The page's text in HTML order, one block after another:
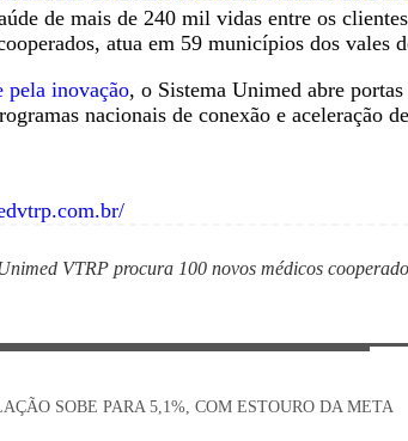
de mais de 240 mil vidas entre os
atua em 59 municípios dos vales
pela inovação, o Sistema Unimed abre
nacionais de conexão e aceleração
VTRP procura 100 novos médicos